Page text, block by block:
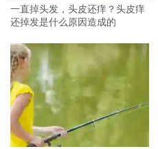
一直掉头发，头皮还痒？头皮痒
还掉发是什么原因造成的